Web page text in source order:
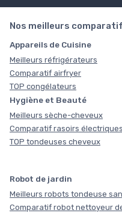
Nos meilleurs
Appareils de Cuisine
Meilleurs réfrigérateurs
Comparatif airfryer
TOP congélateurs
Hygiène et Beauté
Meilleurs sèche-cheveux
Comparatif rasoirs électriques
TOP tondeuses cheveux
Robot de jardin
Meilleurs robots tondeuse
Comparatif robot nettoyeur